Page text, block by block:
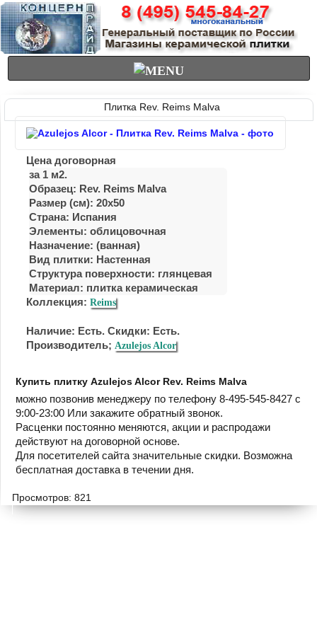
Плитка Rev. Reims Malva
Цена договорная
за 1 м2.
Образец: Rev. Reims Malva
Размер (см): 20x50
Страна: Испания
Элементы: облицовочная
Назначение: (ванная)
Вид плитки: Настенная
Структура поверхности: глянцевая
Материал: плитка керамическая
Коллекция: Reims
Наличие: Есть. Скидки: Есть.
Производитель; Azulejos Alcor
Купить плитку Azulejos Alcor Rev. Reims Malva
можно позвонив менеджеру по телефону 8-495-545-8427 с
9:00-23:00 Или закажите обратный звонок.
Расценки постоянно меняются, акции и распродажи
действуют на договорной основе.
Для посетителей сайта значительные скидки. Возможна
бесплатная доставка в течении дня.
Просмотров: 821